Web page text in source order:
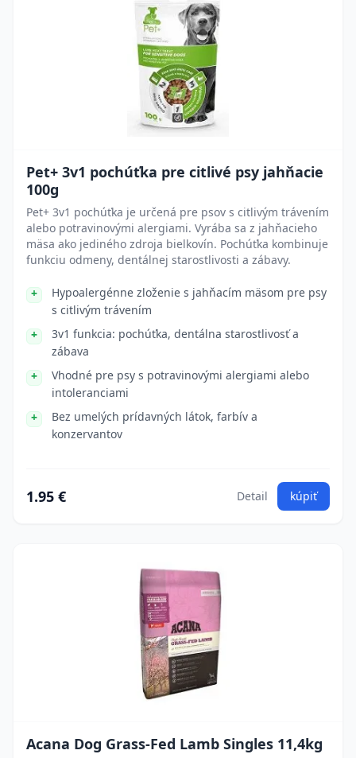
Pet+ 3v1 pochúťka pre citlivé psy jahňacie
100g
Pet+ 3v1 pochúťka je určená pre psov s citlivým trávením
alebo potravinovými alergiami. Vyrába sa z jahňacieho
mäsa ako jediného zdroja bielkovín. Pochúťka kombinuje
funkciu odmeny, dentálnej starostlivosti a zábavy.
Hypoalergénne zloženie s jahňacím mäsom pre psy
s citlivým trávením
3v1 funkcia: pochúťka, dentálna starostlivosť a
zábava
Vhodné pre psy s potravinovými alergiami alebo
intoleranciami
Bez umelých prídavných látok, farbív a
konzervantov
1.95 € Detail kúpiť
Acana Dog Grass-Fed Lamb Singles 11,4kg